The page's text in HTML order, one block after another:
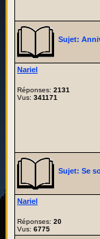
Sujet:
Nariel
Réponses: 2131
Vus: 341171
Sujet: Se
Nariel
Réponses: 20
Vus: 6775